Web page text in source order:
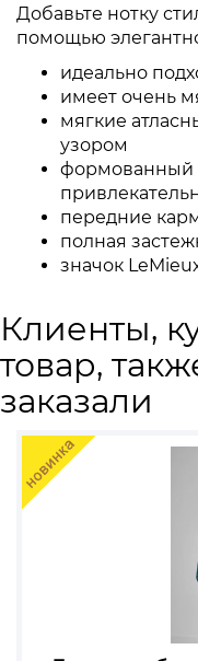
Добавьте нотку
помощью
идеально
имеет очень
мягкие
узором
формованный
передние
полная
значок
Клиенты,
товар,
заказали